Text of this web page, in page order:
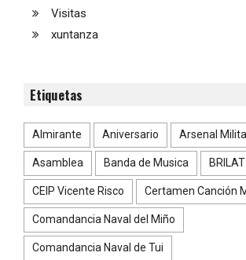
Visitas
xuntanza
Etiquetas
Almirante Aniversario Arsenal
Asamblea Banda de Musica BRILAT
CEIP Vicente Risco Certamen Canción
Comandancia Naval del Miño
Comandancia Naval de Tui